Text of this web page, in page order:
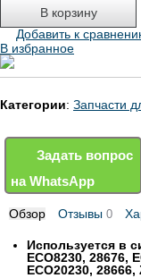
Добавить к
В избранное
Категории: Запчасти
Задать вопрос
на WhatsApp
Обзор Отзывы 0
Используется в
ECO8230, 28676,
ECO20230,